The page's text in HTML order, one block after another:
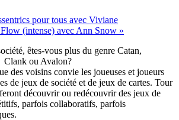
pour tous avec Viviane
(intense) avec Ann Snow »
êtes-vous plus du genre Catan,
Clank ou Avalon?
des voisins convie les joueuses et joueurs
de jeux de société et de jeux de cartes. Tour
découvrir ou redécouvrir des jeux de
parfois collaboratifs, parfois